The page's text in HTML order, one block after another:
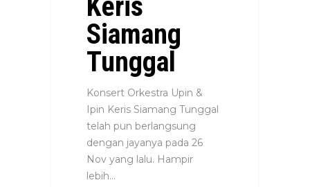
Siamang
Tunggal
Konsert Orkestra Upin &
Ipin Keris Siamang Tunggal
telah pun berlangsung
dengan jayanya pada 26
Nov yang lalu. Hampir
lebih…